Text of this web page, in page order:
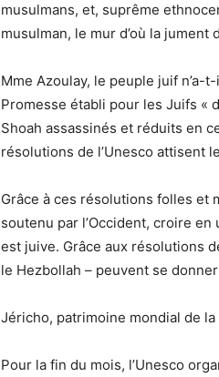
musulmans, et, suprême
musulman, le mur d’où la jument
Mme Azoulay, le peuple juif n’a-
Promesse établi pour les Juifs «
Shoah assassinés et réduits en
résolutions de l’Unesco attisent
Grâce à ces résolutions folles
soutenu par l’Occident, croire
est juive. Grâce aux résolutions
le Hezbollah – peuvent se
Jéricho, patrimoine mondial de la
Pour la fin du mois, l’Unesco